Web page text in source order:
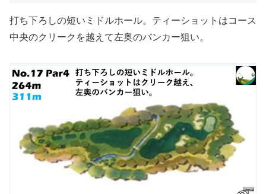
打ち下ろしの短いミドルホール。ティーショットはコース
中央のクリークを越えて左奥のバンカー狙い。